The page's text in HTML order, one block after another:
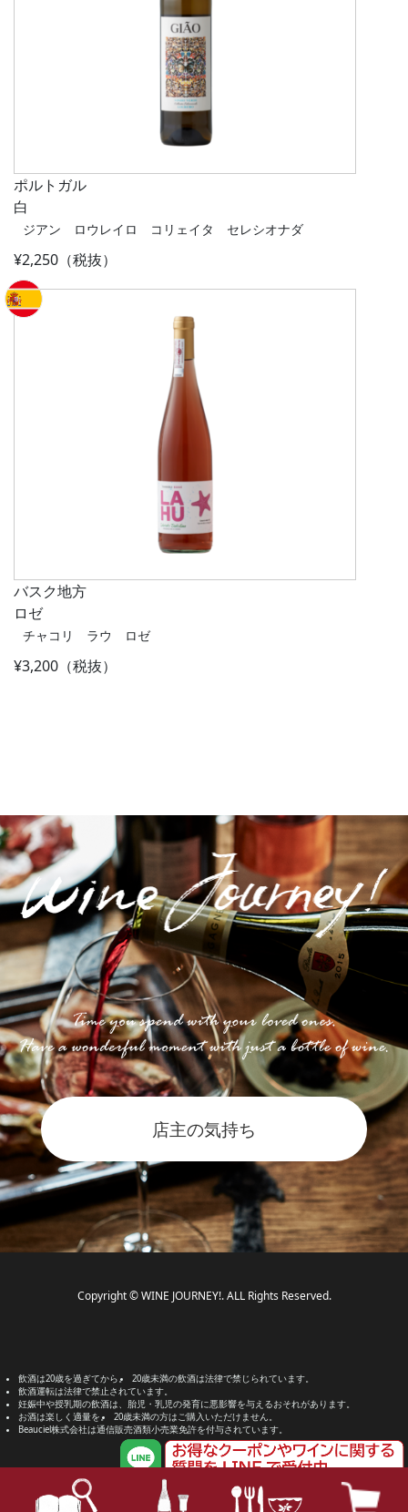
ポルトガル
白
ジアン ロウレイロ コリェイタ セレシオナダ
¥2,250（税抜）
バスク地方
ロゼ
チャコリ ラウ ロゼ
¥3,200（税抜）
店主の気持ち
Copyright © WINE JOURNEY!. ALL Rights Reserved.
飲酒は20歳を過ぎてから。
20歳未満の飲酒は法律で禁じられています。
飲酒運転は法律で禁止されています。
妊娠中や授乳期の飲酒は、胎児・乳児の発育に悪影響を与えるおそれがあります。
お酒は楽しく適量を。
20歳未満の方はご購入いただけません。
Beauciel株式会社は通信販売酒類小売業免許を付与されています。